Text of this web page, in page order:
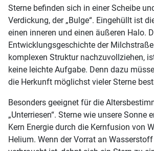
Sterne befinden sich in einer Scheibe
Verdickung, der „Bulge“. Eingehüllt ist
einen inneren und einen äußeren Halo.
Entwicklungsgeschichte der
komplexen Struktur nachzuvollziehen,
keine leichte Aufgabe. Denn dazu
die Herkunft möglichst vieler Sterne
Besonders geeignet für die
„Unterriesen“. Sterne wie unsere Sonne
Kern Energie durch die Kernfusion von
Helium. Wenn der Vorrat an